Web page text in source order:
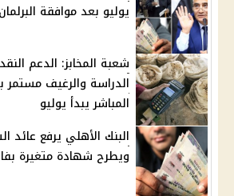
يوليو بعد موافقة
شعبة المخابز: الدعم
المباشر يبدأ يوليو
البنك الأهلي يرفع عائد
ويطرح شهادة متغيرة بفائدة